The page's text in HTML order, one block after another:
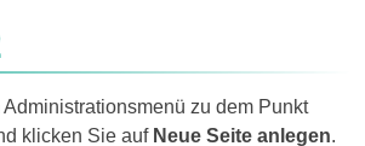
zu dem Punkt
klicken Sie auf Neue Seite anlegen.